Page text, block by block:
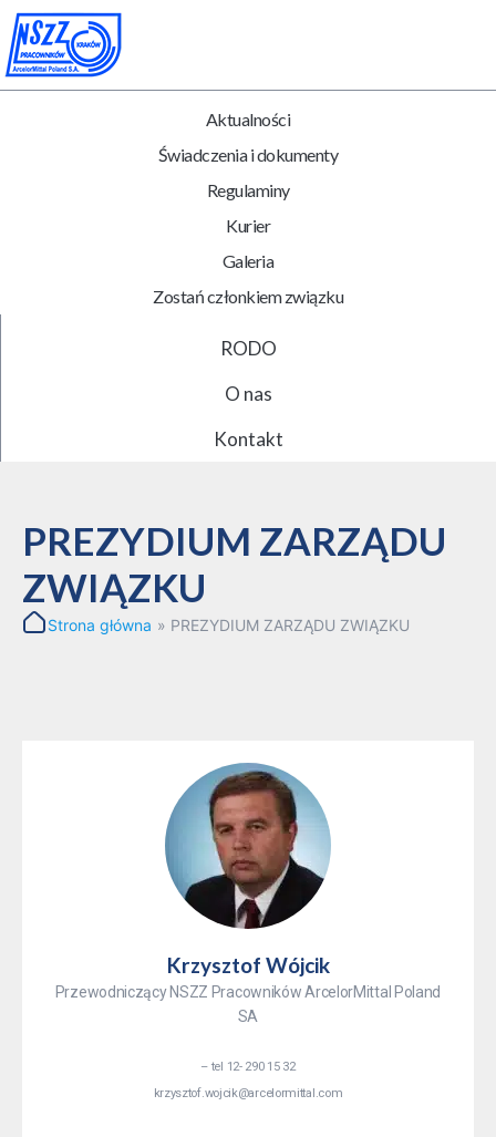
RODO
O nas
Kontakt
Aktualności
Świadczenia i dokumenty
Regulaminy
Kurier
Galeria
Zostań członkiem związku
PREZYDIUM ZARZĄDU
ZWIĄZKU
Strona główna » PREZYDIUM ZARZĄDU ZWIĄZKU
Krzysztof Wójcik
Przewodniczący NSZZ Pracowników ArcelorMittal Poland
SA
– tel 12- 290 15 32
krzysztof.wojcik@arcelormittal.com